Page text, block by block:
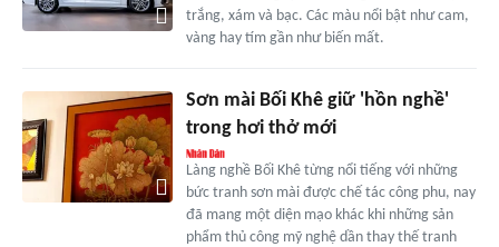
trắng, xám và bạc. Các màu nổi bật như cam,
vàng hay tím gần như biến mất.
Sơn mài Bối Khê giữ 'hồn nghề'
trong hơi thở mới
Làng nghề Bối Khê từng nổi tiếng với những
bức tranh sơn mài được chế tác công phu, nay
đã mang một diện mạo khác khi những sản
phẩm thủ công mỹ nghệ dần thay thế tranh